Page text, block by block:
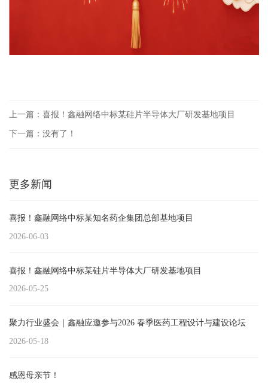
上一篇：喜报！鑫融网络中标某硅片半导体大厂研发基地项目
下一篇：没有了！
更多新闻
喜报！鑫融网络中标某知名药企集团总部基地项目
2026-06-03
喜报！鑫融网络中标某硅片半导体大厂研发基地项目
2026-05-25
聚力行业盛会｜鑫融应邀参与2026 春季医药工程设计与建设论坛
2026-05-18
感恩母亲节！